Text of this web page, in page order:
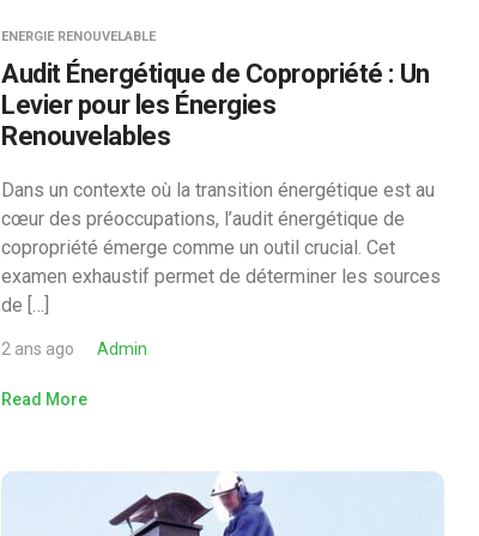
ENERGIE RENOUVELABLE
Audit Énergétique de Copropriété : Un
Levier pour les Énergies
Renouvelables
Dans un contexte où la transition énergétique est au
cœur des préoccupations, l’audit énergétique de
copropriété émerge comme un outil crucial. Cet
examen exhaustif permet de déterminer les sources
de […]
2 ans ago Admin
Read More